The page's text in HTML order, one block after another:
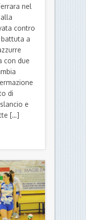
nel
contro
battuta a
con due
di
e
[…]